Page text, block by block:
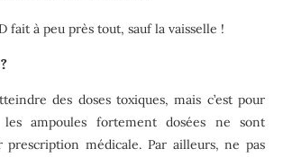
fait à peu près tout, sauf la vaisselle !
des doses toxiques, mais c’est pour
ampoules fortement dosées ne sont
prescription médicale. Par ailleurs, ne pas